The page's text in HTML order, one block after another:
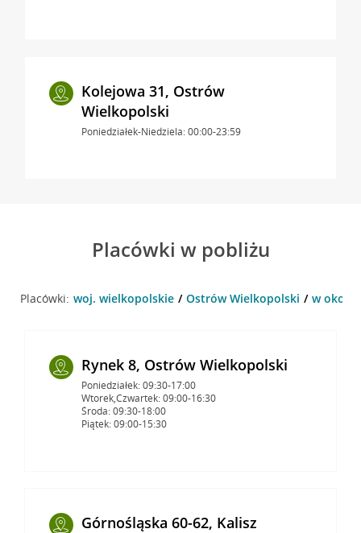
Kolejowa 31, Ostrów
Wielkopolski
Poniedziałek-Niedziela: 00:00-23:59
Placówki w pobliżu
Placówki: woj. wielkopolskie Ostrów Wielkopolski w
Rynek 8, Ostrów Wielkopolski
Poniedziałek: 09:30-17:00
Wtorek,Czwartek: 09:00-16:30
Środa: 09:30-18:00
Piątek: 09:00-15:30
Górnośląska 60-62, Kalisz